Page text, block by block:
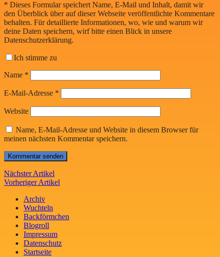
* Dieses Formular speichert Name, E-Mail und Inhalt, damit wir
den Überblick über auf dieser Webseite veröffentlichte Kommentare
behalten. Für detaillierte Informationen, wo, wie und warum wir
deine Daten speichern, wirf bitte einen Blick in unsere
Datenschutzerklärung.
Ich stimme zu
Name *
E-Mail-Adresse *
Website
Name, E-Mail-Adresse und Website in diesem Browser für
meinen nächsten Kommentar speichern.
Nächster Artikel
Vorheriger Artikel
Archiv
Wuchteln
Backförmchen
Blogroll
Impressum
Datenschutz
Startseite